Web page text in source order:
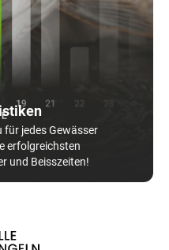
für jedes Gewässer
erfolgreichsten
und Beisszeiten!